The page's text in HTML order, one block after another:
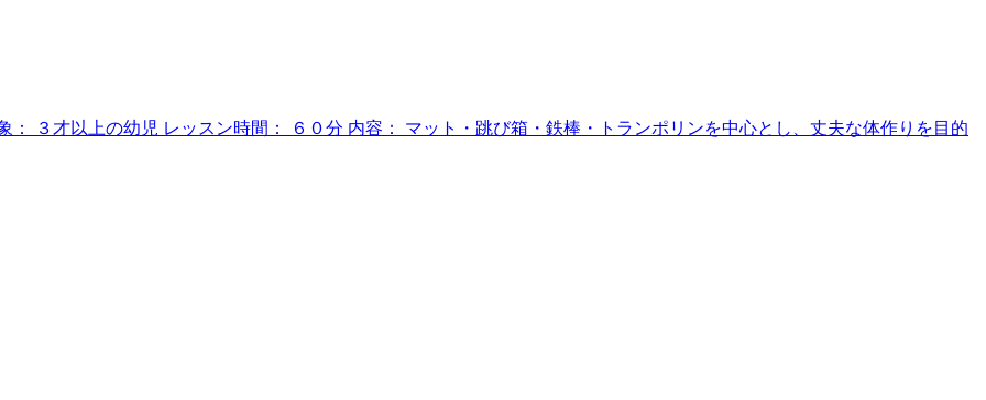
３才以上の幼児 レッスン時間： ６０分 内容： マット・跳び箱・鉄棒・トランポリンを中心とし、丈夫な体作りを目的